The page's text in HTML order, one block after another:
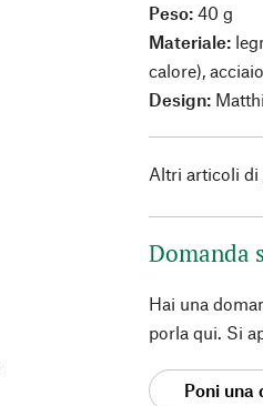
Peso:40 g
Materiale:
calore),
Design:
Altri articoli di
Domanda
Hai una
porla qui. Si
Poni una